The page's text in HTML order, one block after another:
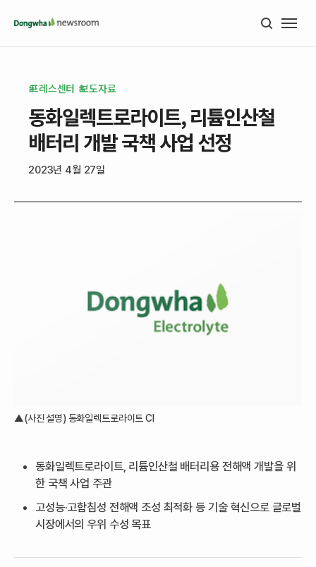
프레스센터 보도자료
동화일렉트로라이트, 리튬인산철
배터리 개발 국책 사업 선정
2023년 4월 27일
▲(사진 설명) 동화일렉트로라이트 CI
동화일렉트로라이트, 리튬인산철 배터리용 전해액 개발을 위
한 국책 사업 주관
고성능·고함침성 전해액 조성 최적화 등 기술 혁신으로 글로벌
시장에서의 우위 수성 목표